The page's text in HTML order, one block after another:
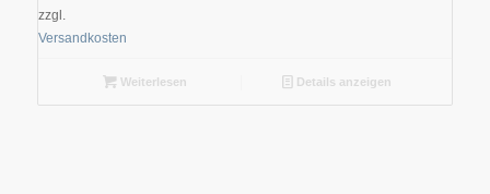
zzgl.
Versandkosten
Weiterlesen Details anzeigen